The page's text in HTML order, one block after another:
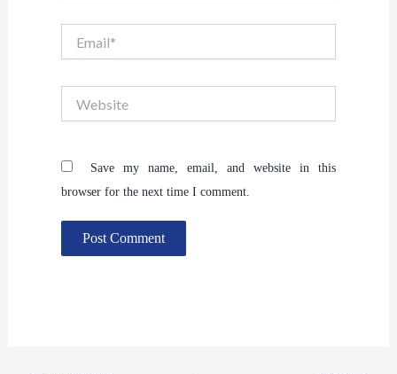
Save my name, email, and website in this
browser for the next time I comment.